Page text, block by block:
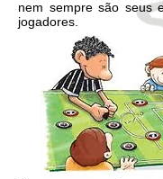
nem sempre são seus
jogadores.